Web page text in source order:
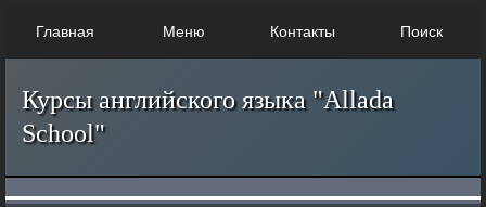
Главная Меню Контакты Поиск
Курсы английского языка "Allada
School"